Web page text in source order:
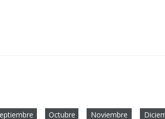
Octubre Noviembre